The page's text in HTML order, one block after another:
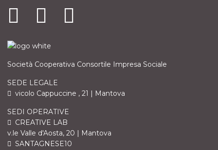
Società Cooperativa Consortile Impresa Sociale
SEDE LEGALE
vicolo Cappuccine , 21 | Mantova
SEDI OPERATIVE
CREATIVE LAB
v.le Valle d'Aosta, 20 | Mantova
SANTAGNESE10